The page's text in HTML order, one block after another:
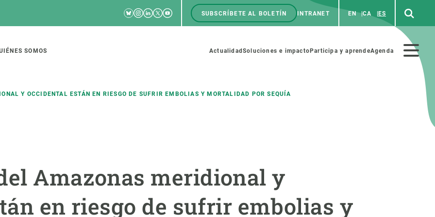
RRSS
Bluesky
Instagram
Linkedin
TwitterYoutube
Menú
top
SUBSCRÍBETE AL BOLETÍN INTRANET EN CA ES
SOMOS
Menú
secundario
Actualidad Soluciones e impacto Participa y aprendeAgenda
Y OCCIDENTAL ESTÁN EN RIESGO DE SUFRIR EMBOLIAS Y MORTALIDAD POR SEQUÍA
Amazonas meridional y
en riesgo de sufrir embolias y
de ecosistemas
Soluciones
Política y gestión
Estrategia de Recursos Humanos
Pide tu MSCA-PF COLABORA